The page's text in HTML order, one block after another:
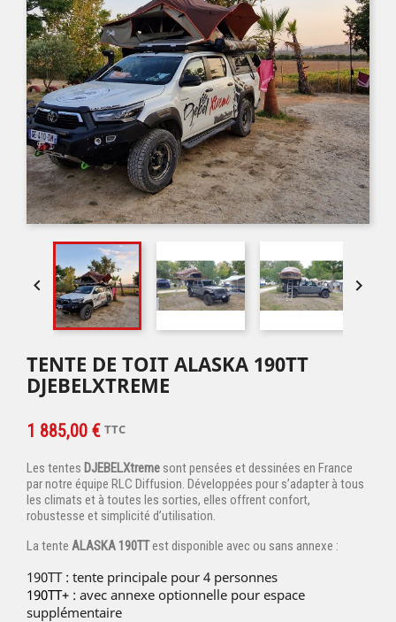
 
TENTE DE TOIT ALASKA 190TT
DJEBELXTREME
1 885,00 € TTC
Les tentes DJEBELXtreme sont pensées et dessinées en France
par notre équipe RLC Diffusion. Développées pour s’adapter à tous
les climats et à toutes les sorties, elles offrent confort,
robustesse et simplicité d’utilisation.
La tente ALASKA 190TTest disponible avec ou sans annexe :
190TT : tente principale pour 4 personnes
190TT+ : avec annexe optionnelle pour espace
supplémentaire